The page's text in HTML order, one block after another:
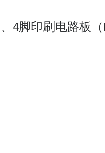
4脚印刷电路板